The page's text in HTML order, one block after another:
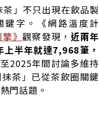
」不只出現在飲品製
字。《網路溫度計
》 觀察發現， 近兩年
半年就達7,968筆，
2025年間討論多維持
茶」已從茶飲圈關鍵
門話題。